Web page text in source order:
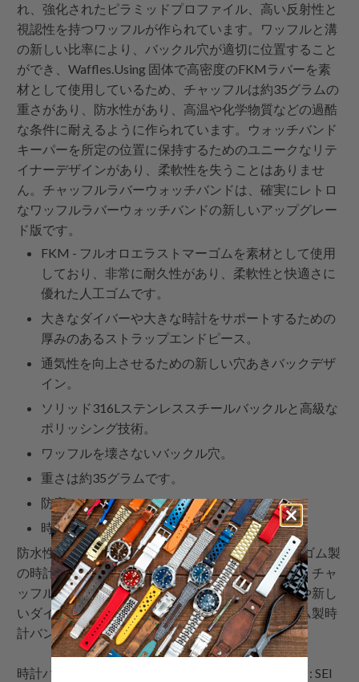
れ、強化されたピラミッドプロファイル、高い反射性と
視認性を持つワッフルが作られています。ワッフルと溝
の新しい比率により、バックル穴が適切に位置すること
ができ、Waffles.Using 固体で高密度のFKMラバーを素
材として使用しているため、チャッフルは約35グラムの
重さがあり、防水性があり、高温や化学物質などの過酷
な条件に耐えるように作られています。ウォッチバンド
キーパーを所定の位置に保持するためのユニークなリテ
イナーデザインがあり、柔軟性を失うことはありませ
ん。チャッフルラバーウォッチバンドは、確実にレトロ
なワッフルラバーウォッチバンドの新しいアップグレー
ド版です。
FKM - フルオロエラストマーゴムを素材として使用
しており、非常に耐久性があり、柔軟性と快適さに
優れた人工ゴムです。
大きなダイバーや大きな時計をサポートするための
厚みのあるストラップエンドピース。
通気性を向上させるための新しい穴あきバックデザ
イン。
ソリッド316Lステンレススチールバックルと高級な
ポリッシング技術。
ワッフルを壊さないバックル穴。
重さは約35グラムです。
防塵。
時計バンドキーパーリテイナー。
防水性があり、屋外での使用に最適なため、FKMゴム製
の時計バンドはダイバーに非常に人気があります。チャ
ッフルゴム製の時計ストラップは、ヴィンテージや新し
いダイビングウォッチにうまく適合する最高のゴム製時
計バンドの代替品の一つです。
時計バンドルックブックデモウォッチ： : SEI